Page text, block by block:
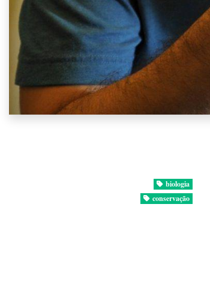
biologia
conservação